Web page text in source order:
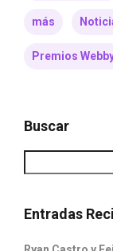
más
Premios
Buscar
Entradas